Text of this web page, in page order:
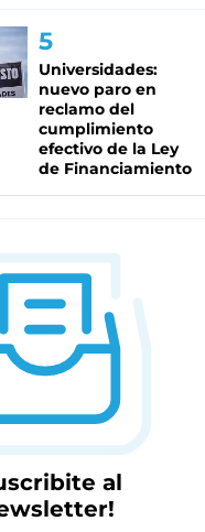
Universidades:
nuevo paro en
reclamo del
cumplimiento
efectivo de la Ley
de Financiamiento
al